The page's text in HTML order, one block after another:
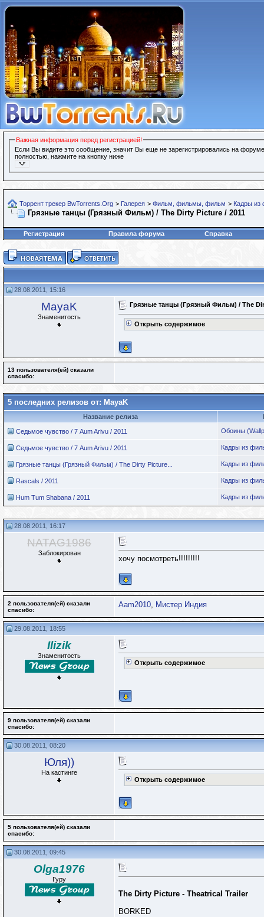
Важная информация перед регистрацией!
Если Вы видите это сообщение, значит Вы еще не зарегистрировались на
полностью, нажмите на кнопку ниже
Торрент трекер BwTorrents.Org > Галерея > Фильм, фильмы, фильм > Кадры из
Грязные танцы (Грязный Фильм) / The Dirty Picture / 2011
Регистрация Правила форума Справка
28.08.2011, 15:16
MayaK
Знаменитость
Грязные танцы (Грязный Фильм) / The
Открыть содержимое
13 пользователя(ей) сказали
cпасибо:
5 последних релизов от: MayaK
Название релиза
Седьмое чувство / 7 Aum Arivu / 2011 Обоины
Седьмое чувство / 7 Aum Arivu / 2011 Кадры из
Грязные танцы (Грязный Фильм) / The Dirty Picture... Кадры из
Rascals / 2011 Кадры из
Hum Tum Shabana / 2011 Кадры из
28.08.2011, 16:17
NATAG1986
Заблокирован
хочу посмотреть!!!!!!!!!
2 пользователя(ей) сказали
cпасибо:
Aam2010, Мистер Индия
29.08.2011, 18:55
Ilizik
Знаменитость
Открыть содержимое
9 пользователя(ей) сказали
cпасибо:
30.08.2011, 08:20
Юля))
На кастинге
Открыть содержимое
5 пользователя(ей) сказали
cпасибо:
30.08.2011, 09:45
Olga1976
Гуру
The Dirty Picture - Theatrical Trailer
BORKED